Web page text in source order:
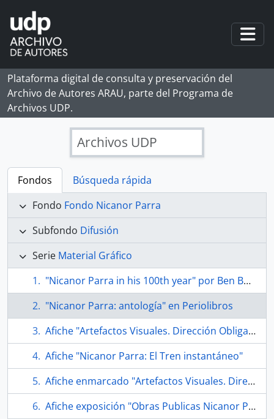
Skip to main content
Plataforma digital de consulta y preservación del
Archivo de Autores ARAU, parte del Programa de
Archivos UDP.
Archivos UDP
Fondos
Búsqueda rápida
Fondo Fondo Nicanor Parra
Subfondo Difusión
Serie Material Gráfico
"Nicanor Parra in his 100th year" por Ben Bolling
"Nicanor Parra: antología" en Periolibros
Afiche "Artefactos Visuales. Dirección Obligada"
Afiche "Nicanor Parra: El Tren instantáneo"
Afiche enmarcado "Artefactos Visuales. Dirección Obligada"
Afiche exposición "Obras Publicas Nicanor Parra 2006"